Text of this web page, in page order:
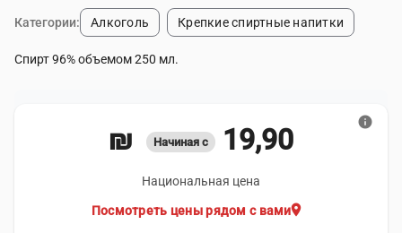
Категории: Алкоголь Крепкие спиртные напитки
Спирт 96% объемом 250 мл.
Начиная с 19,90 ₪
Национальная цена
location_on
Посмотреть цены рядом с вами
info